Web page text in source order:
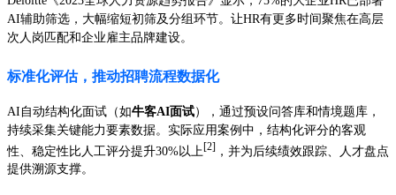
AI辅助筛选，大幅缩短初筛及分组环节。让HR有更多时间聚焦在高层
次人岗匹配和企业雇主品牌建设。
标准化评估，推动招聘流程数据化
AI自动结构化面试（如牛客AI面试），通过预设问答库和情境题库，
持续采集关键能力要素数据。实际应用案例中，结构化评分的客观
性、稳定性比人工评分提升30%以上[2] ，并为后续绩效跟踪、人才盘点
提供溯源支撑。